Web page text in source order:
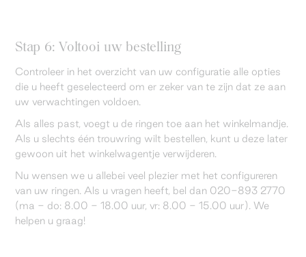
Stap 6: Voltooi uw bestelling
Controleer in het overzicht van uw configuratie alle opties
die u heeft geselecteerd om er zeker van te zijn dat ze aan
uw verwachtingen voldoen.
Als alles past, voegt u de ringen toe aan het winkelmandje.
Als u slechts één trouwring wilt bestellen, kunt u deze later
gewoon uit het winkelwagentje verwijderen.
Nu wensen we u allebei veel plezier met het configureren
van uw ringen. Als u vragen heeft, bel dan 020-893 2770
(ma - do: 8.00 - 18.00 uur, vr: 8.00 - 15.00 uur). We
helpen u graag!